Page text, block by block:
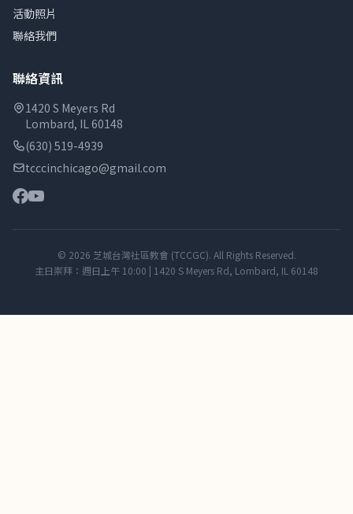
活動照片
聯絡我們
聯絡資訊
1420 S Meyers Rd
Lombard, IL 60148
(630) 519-4939
tcccinchicago@gmail.com
© 2026 芝城台灣社區教會 (TCCGC). All Rights Reserved.
主日崇拜：週日上午 10:00 | 1420 S Meyers Rd, Lombard, IL 60148